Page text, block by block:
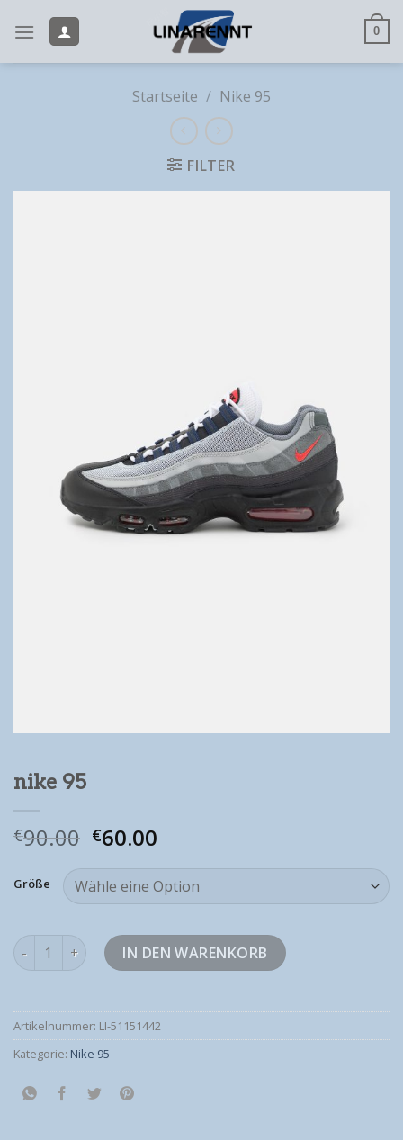
0
Startseite / Nike 95
FILTER
nike 95
€90.00 €60.00
Größe
nike 95 Menge IN DEN WARENKORB
Artikelnummer: LI-51151442
Kategorie: Nike 95